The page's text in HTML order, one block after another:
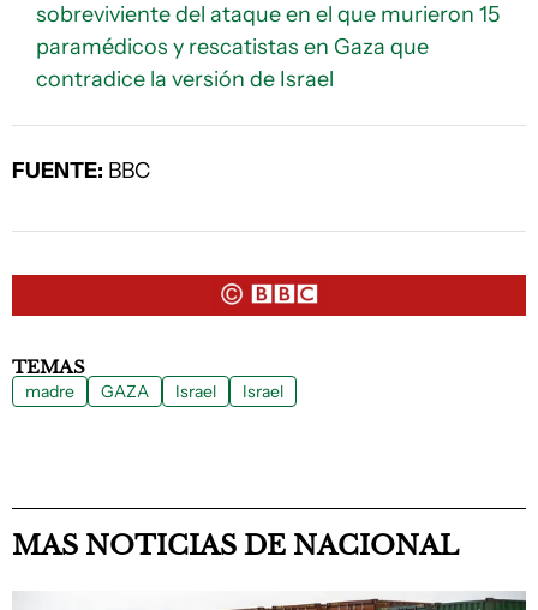
sobreviviente del ataque en el que murieron 15
paramédicos y rescatistas en Gaza que
contradice la versión de Israel
FUENTE: BBC
TEMAS
madre GAZA Israel Israel
MAS NOTICIAS DE NACIONAL